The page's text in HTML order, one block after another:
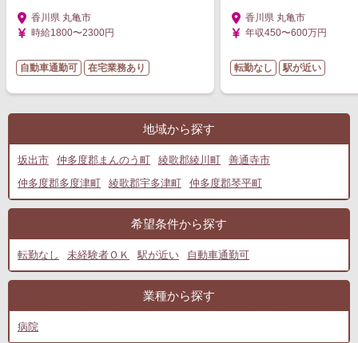
香川県 丸亀市
時給1800〜2300円
自動車通勤可 在宅業務あり
香川県 丸亀市
年収450〜600万円
転勤なし 駅が近い
地域から探す
坂出市 仲多度郡まんのう町 綾歌郡綾川町
善通寺市
仲多度郡多度津町
綾歌郡宇多津町 仲多度郡琴平町
希望条件から探す
転勤なし 未経験者ＯＫ 駅が近い 自動車通勤可
業種から探す
病院